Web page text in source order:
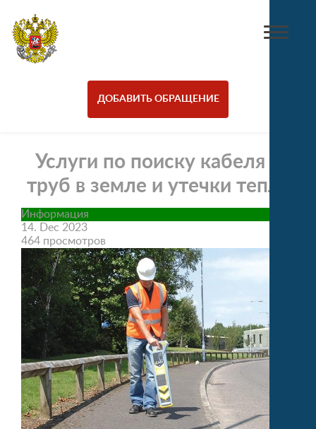
ДОБАВИТЬ ОБРАЩЕНИЕ
Услуги по поиску кабеля и
труб в земле и утечки тепла
Информация
14. Dec 2023
464 просмотров